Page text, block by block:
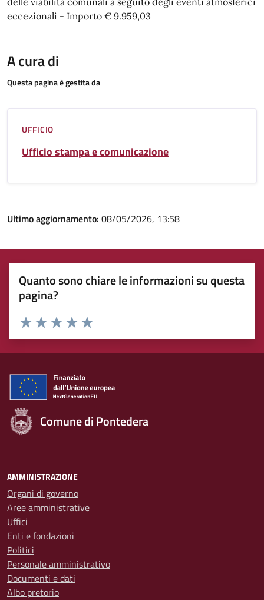
eccezionali - Importo € 9.959,03
A cura di
Questa pagina è gestita da
UFFICIO
Ufficio stampa e comunicazione
Ultimo aggiornamento: 08/05/2026, 13:58
Quanto sono chiare le informazioni su questa
pagina?
Rating:
Valuta 5 stelle su 5
Valuta 4 stelle su 5
Valuta 3 stelle su 5
Valuta 2 stelle su 5
Valuta 1 stelle su 5
Comune di Pontedera
AMMINISTRAZIONE
Organi di governo
Aree amministrative
Uffici
Enti e fondazioni
Politici
Personale amministrativo
Documenti e dati
Albo pretorio